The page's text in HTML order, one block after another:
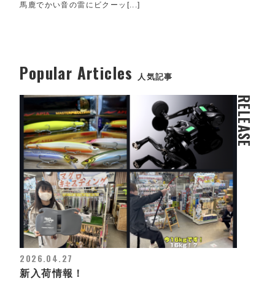
馬鹿でかい音の雷にビクーッ[...]
Popular Articles 人気記事
RELEASE
2026.04.27
新入荷情報！